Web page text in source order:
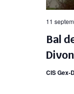
Bal
11
CIS Gex-